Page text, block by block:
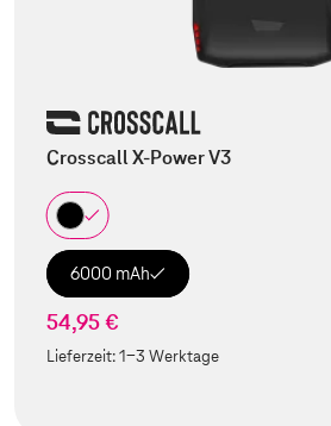
Crosscall X-Power V3
6000 mAh
54,95 €
Lieferzeit:1-3 Werktage